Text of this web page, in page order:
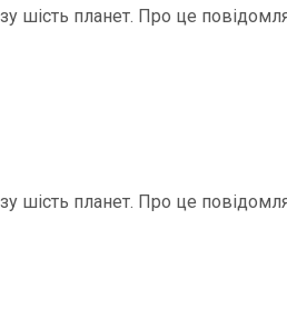
шість планет. Про це
шість планет. Про це